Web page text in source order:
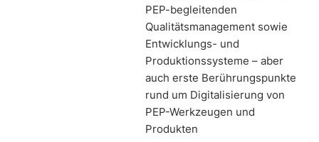
PEP-begleitenden
Qualitätsmanagement sowie
Entwicklungs- und
Produktionssysteme – aber
auch erste Berührungspunkte
rund um Digitalisierung von
PEP-Werkzeugen und
Produkten